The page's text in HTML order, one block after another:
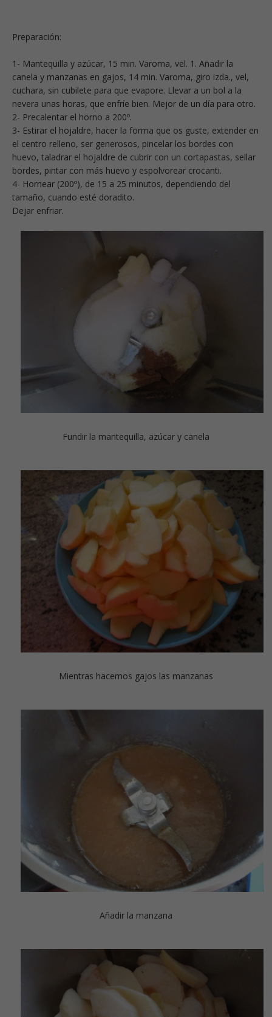
Preparación:
1- Mantequilla y azúcar, 15 min. Varoma, vel. 1. Añadir la
canela y manzanas en gajos, 14 min. Varoma, giro izda., vel,
cuchara, sin cubilete para que evapore. Llevar a un bol a la
nevera unas horas, que enfríe bien. Mejor de un día para otro.
2- Precalentar el horno a 200º.
3- Estirar el hojaldre, hacer la forma que os guste, extender en
el centro relleno, ser generosos, pincelar los bordes con
huevo, taladrar el hojaldre de cubrir con un cortapastas, sellar
bordes, pintar con más huevo y espolvorear crocanti.
4- Hornear (200º), de 15 a 25 minutos, dependiendo del
tamaño, cuando esté doradito.
Dejar enfriar.
Fundir la mantequilla, azúcar y canela
Mientras hacemos gajos las manzanas
Añadir la manzana